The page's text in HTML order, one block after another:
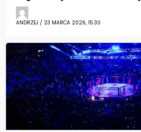
ANDRZEJ / 23 MARCA 2026, 15:30